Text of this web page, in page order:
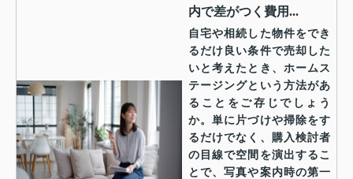
内で差がつく費用...
自宅や相続した物件をでき
るだけ良い条件で売却した
いと考えたとき、ホームス
テージングという方法があ
ることをご存じでしょう
か。単に片づけや掃除をす
るだけでなく、購入検討者
の目線で空間を演出するこ
とで、写真や案内時の第一